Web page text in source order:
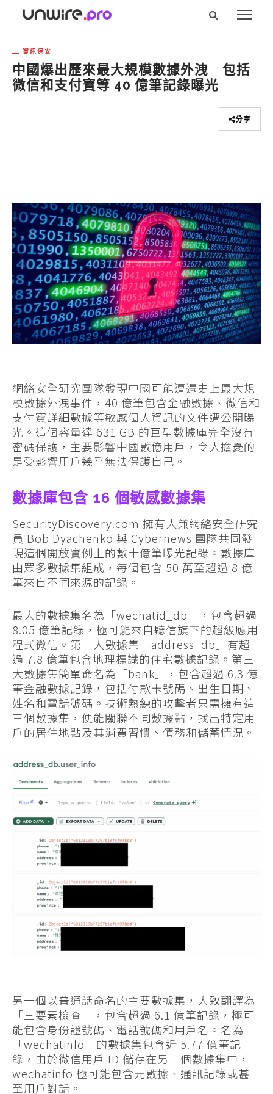
資訊保安
中國爆出歷來最大規模數據外洩 包括
微信和支付寶等 40 億筆記錄曝光
分享
網絡安全研究團隊發現中國可能遭遇史上最大規
模數據外洩事件，40 億筆包含金融數據、微信和
支付寶詳細數據等敏感個人資訊的文件遭公開曝
光。這個容量達 631 GB 的巨型數據庫完全沒有
密碼保護，主要影響中國數億用戶，令人擔憂的
是受影響用戶幾乎無法保護自己。
數據庫包含 16 個敏感數據集
SecurityDiscovery.com 擁有人兼網絡安全研究
員 Bob Dyachenko 與 Cybernews 團隊共同發
現這個開放實例上的數十億筆曝光記錄。數據庫
由眾多數據集組成，每個包含 50 萬至超過 8 億
筆來自不同來源的記錄。
最大的數據集名為「wechatid_db」，包含超過
8.05 億筆記錄，極可能來自聽信旗下的超級應用
程式微信。第二大數據集「address_db」有超
過 7.8 億筆包含地理標識的住宅數據記錄。第三
大數據集簡單命名為「bank」，包含超過 6.3 億
筆金融數據記錄，包括付款卡號碼、出生日期、
姓名和電話號碼。技術熟練的攻擊者只需擁有這
三個數據集，便能關聯不同數據點，找出特定用
戶的居住地點及其消費習慣、債務和儲蓄情況。
另一個以普通話命名的主要數據集，大致翻譯為
「三要素檢查」，包含超過 6.1 億筆記錄，極可
能包含身份證號碼、電話號碼和用戶名。名為
「wechatinfo」的數據集包含近 5.77 億筆記
錄，由於微信用戶 ID 儲存在另一個數據集中，
wechatinfo 極可能包含元數據、通訊記錄或甚
至用戶對話。